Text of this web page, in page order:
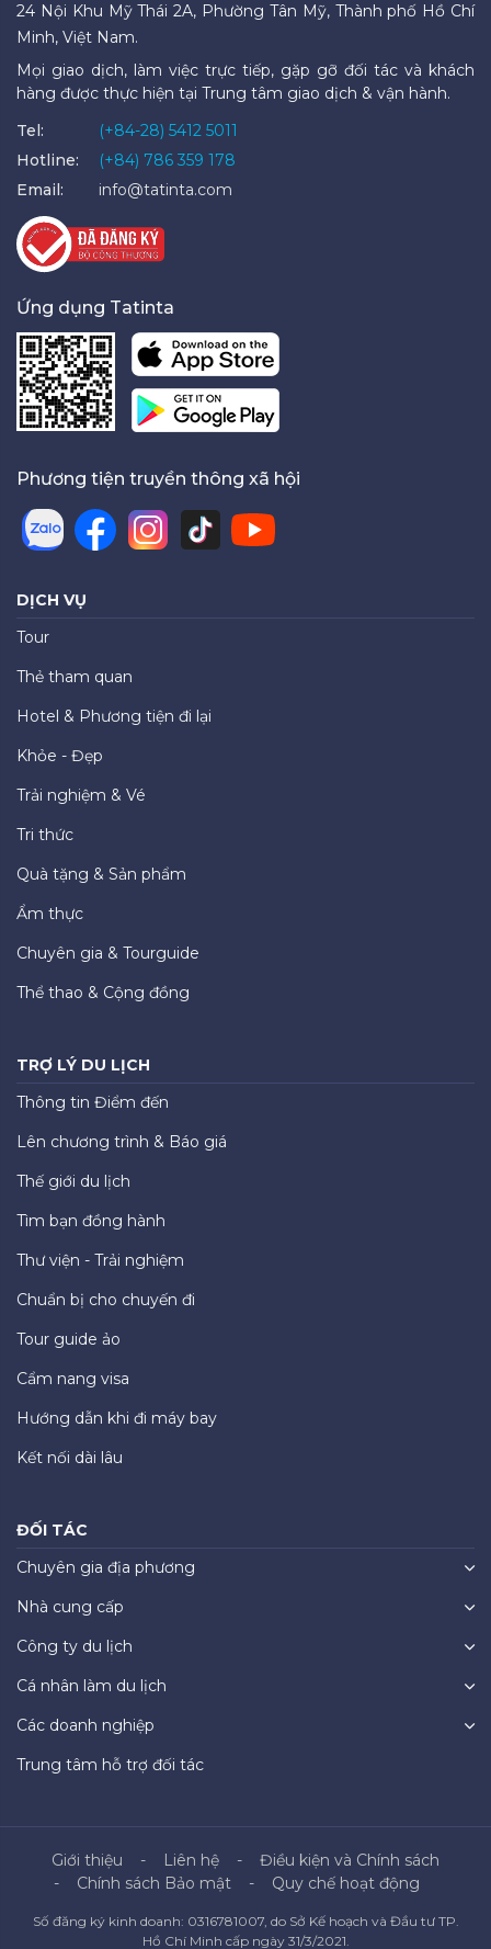
24 Nội Khu Mỹ Thái 2A, Phường Tân Mỹ, Thành phố Hồ Chí
Minh, Việt Nam.
Mọi giao dịch, làm việc trực tiếp, gặp gỡ đối tác và khách
hàng được thực hiện tại Trung tâm giao dịch & vận hành.
Tel:
(+84-28) 5412 5011
Hotline:
(+84) 786 359 178
Email:
info@tatinta.com
Ứng dụng Tatinta
Phương tiện truyền thông xã hội
DỊCH VỤ
Tour
Thẻ tham quan
Hotel & Phương tiện đi lại
Khỏe - Đẹp
Trải nghiệm & Vé
Tri thức
Quà tặng & Sản phẩm
Ẩm thực
Chuyên gia & Tourguide
Thể thao & Cộng đồng
TRỢ LÝ DU LỊCH
Thông tin Điểm đến
Lên chương trình & Báo giá
Thế giới du lịch
Tìm bạn đồng hành
Thư viện - Trải nghiệm
Chuẩn bị cho chuyến đi
Tour guide ảo
Cẩm nang visa
Hướng dẫn khi đi máy bay
Kết nối dài lâu
ĐỐI TÁC
Chuyên gia địa phương
Nhà cung cấp
Công ty du lịch
Cá nhân làm du lịch
Các doanh nghiệp
Trung tâm hỗ trợ đối tác
Giới thiệu Liên hệ
Điều kiện và Chính sách
Chính sách Bảo mật
Quy chế hoạt động
Số đăng ký kinh doanh: 0316781007, do Sở Kế hoạch và Đầu tư TP.
Hồ Chí Minh cấp ngày 31/3/2021.